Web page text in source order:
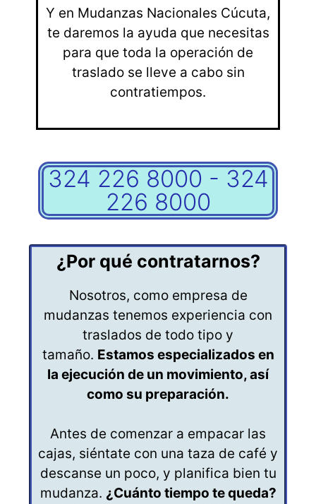
Y en Mudanzas Nacionales Cúcuta,
te daremos la ayuda que necesitas
para que toda la operación de
traslado se lleve a cabo sin
contratiempos.
324 226 8000 - 324
226 8000
¿Por qué contratarnos?
Nosotros, como empresa de
mudanzas tenemos experiencia con
traslados de todo tipo y
tamaño. Estamos especializados en
la ejecución de un movimiento, así
como su preparación.
Antes de comenzar a empacar las
cajas, siéntate con una taza de café y
descanse un poco, y planifica bien tu
mudanza. ¿Cuánto tiempo te queda?